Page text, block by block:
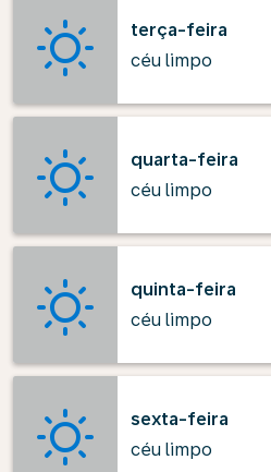
terça-feira
céu limpo
quarta-feira
céu limpo
quinta-feira
céu limpo
sexta-feira
céu limpo